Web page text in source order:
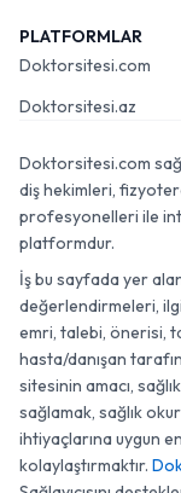
PLATFORMLAR
Doktorsitesi.com
Doktorsitesi.az
Doktorsitesi.com
diş hekimleri,
profesyonelleri ile
platformdur.
İş bu sayfada yer
değerlendirmeleri,
emri, talebi, önerisi,
hasta/danışan
sitesinin amacı,
sağlamak, sağlık
ihtiyaçlarına uygun
kolaylaştırmaktır.